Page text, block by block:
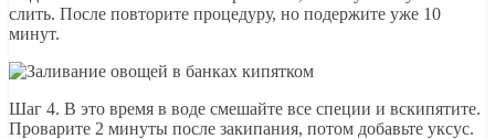
слить. После повторите процедуру, но подержите уже 10
минут.
Шаг 4. В это время в воде смешайте все специи и вскипятите.
Проварите 2 минуты после закипания, потом добавьте уксус.